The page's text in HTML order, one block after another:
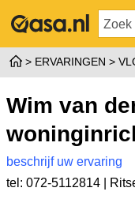
ERVARINGEN
Wim van
beschrijf uw ervaring
tel: 072-5112814 |